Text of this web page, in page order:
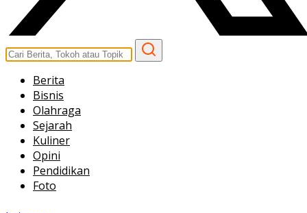
Berita
Bisnis
Olahraga
Sejarah
Kuliner
Opini
Pendidikan
Foto